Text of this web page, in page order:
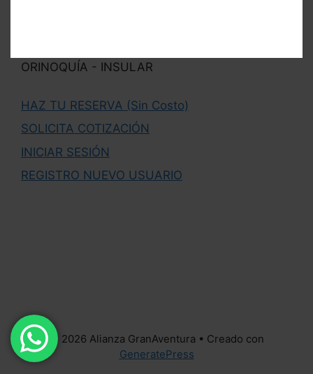
ORINOQUÍA - INSULAR
HAZ TU RESERVA (Sin Costo)
SOLICITA COTIZACIÓN
INICIAR SESIÓN
REGISTRO NUEVO USUARIO
© 2026 Alianza GranAventura • Creado con
GeneratePress